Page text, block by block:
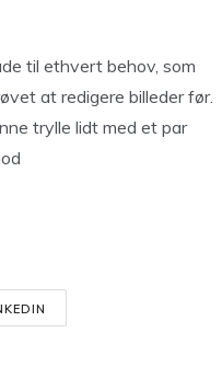
til ethvert behov, som
at redigere billeder før.
trylle lidt med et par